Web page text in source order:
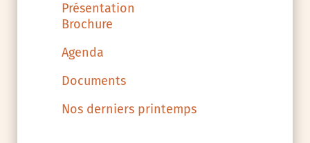
Présentation
Brochure
Agenda
Documents
Nos derniers printemps